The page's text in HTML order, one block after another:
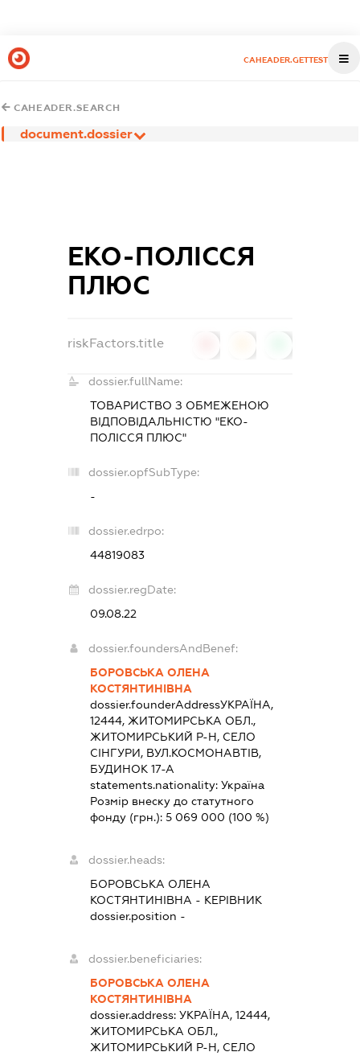
CAHEADER.GETTEST
CAHEADER.SEARCH
document.dossier
ЕКО-ПОЛІССЯ
ПЛЮС
riskFactors.title
dossier.fullName:
ТОВАРИСТВО З ОБМЕЖЕНОЮ
ВІДПОВІДАЛЬНІСТЮ "ЕКО-
ПОЛІССЯ ПЛЮС"
dossier.opfSubType:
-
dossier.edrpo:
44819083
dossier.regDate:
09.08.22
dossier.foundersAndBenef:
БОРОВСЬКА ОЛЕНА
КОСТЯНТИНІВНА
dossier.founderAddressУКРАЇНА,
12444, ЖИТОМИРСЬКА ОБЛ.,
ЖИТОМИРСЬКИЙ Р-Н, СЕЛО
СІНГУРИ, ВУЛ.КОСМОНАВТІВ,
БУДИНОК 17-А
statements.nationality: Україна
Розмір внеску до статутного
фонду (грн.): 5 069 000 (100 %)
dossier.heads:
БОРОВСЬКА ОЛЕНА
КОСТЯНТИНІВНА - КЕРІВНИК
dossier.position -
dossier.beneficiaries:
БОРОВСЬКА ОЛЕНА
КОСТЯНТИНІВНА
dossier.address: УКРАЇНА, 12444,
ЖИТОМИРСЬКА ОБЛ.,
ЖИТОМИРСЬКИЙ Р-Н, СЕЛО